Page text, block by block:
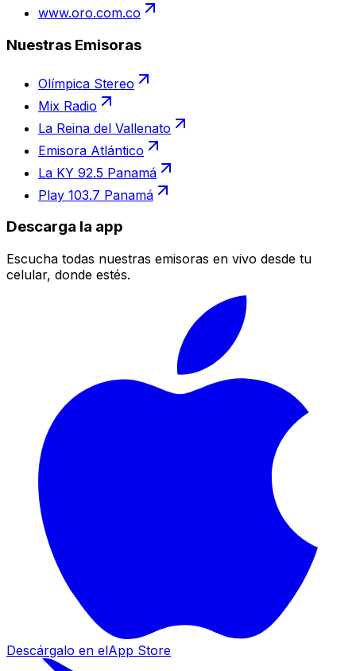
www.oro.com.co
Nuestras Emisoras
Olímpica Stereo
Mix Radio
La Reina del Vallenato
Emisora Atlántico
La KY 92.5 Panamá
Play 103.7 Panamá
Descarga la app
Escucha todas nuestras emisoras en vivo desde tu
celular, donde estés.
Descárgalo en elApp Store